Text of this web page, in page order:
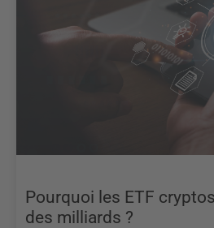
Pourquoi les ETF
des milliards ?